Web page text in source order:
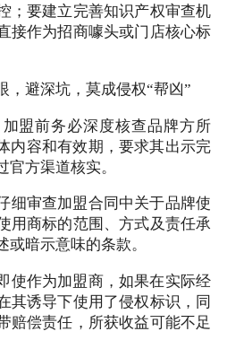
；要建立完善知识产权审查机
接作为招商噱头或门店核心标
避深坑，莫成侵权“帮凶”
前务必深度核查品牌方所
内容和有效期，要求其出示完
方渠道核实。
审查加盟合同中关于品牌使
用商标的范围、方式及责任承
暗示意味的条款。
作为加盟商，如果在实际经
其诱导下使用了侵权标识，同
赔偿责任，所获收益可能不足